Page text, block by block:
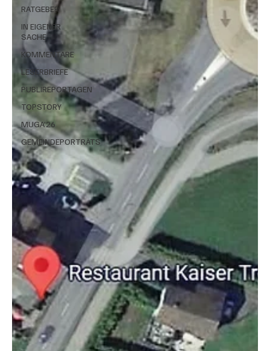
RATGEBER
IN EIGENER
SACHE
KOMMENTARE
LESERBRIEFE
PUBLIREPORTAGEN
TOPSTORY
MUGA'26
GEMEINDEPORTRÄTS